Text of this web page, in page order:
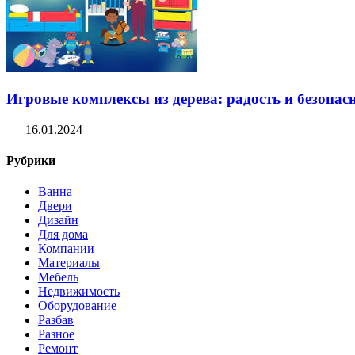
Игровые комплексы из дерева: радость и
16.01.2024
Рубрики
Ванна
Двери
Дизайн
Для дома
Компании
Материалы
Мебель
Недвижимость
Оборудование
Разбав
Разное
Ремонт